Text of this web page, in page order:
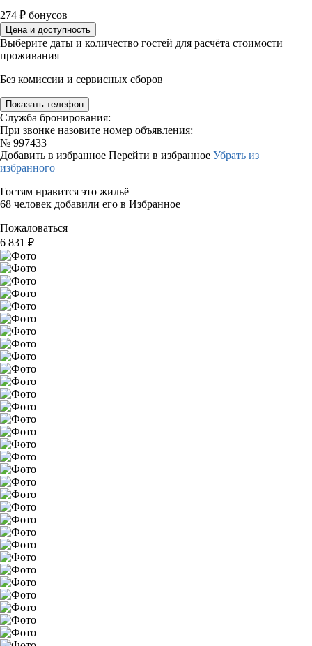
274 ₽ бонусов
Цена и доступность
Выберите даты и количество гостей для расчёта стоимости
проживания
Без комиссии и сервисных сборов
Показать телефон
Служба бронирования:
При звонке назовите номер объявления:
№ 997433
Добавить в избранное Перейти в избранное Убрать из
избранного
Гостям нравится это жильё
68 человек добавили его в Избранное
Пожаловаться
6 831 ₽